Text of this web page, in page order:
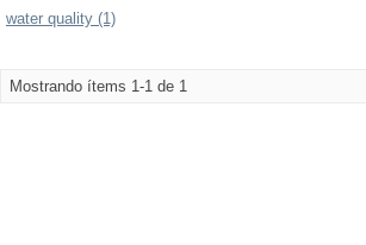
water quality (1)
Mostrando ítems 1-1 de 1